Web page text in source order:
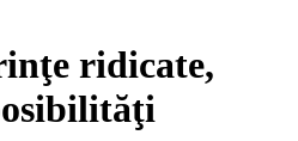
ridicate,